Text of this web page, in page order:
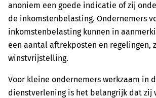
anoniem een goede indicatie of zij
de inkomstenbelasting. Ondernemers
inkomstenbelasting kunnen in
een aantal aftrekposten en regelingen,
winstvrijstelling.
Voor kleine ondernemers werkzaam in
dienstverlening is het belangrijk dat zij